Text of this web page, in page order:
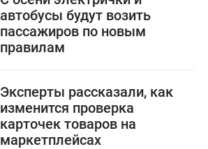
автобусы будут возить
пассажиров по новым
правилам
Эксперты рассказали, как
изменится проверка
карточек товаров на
маркетплейсах